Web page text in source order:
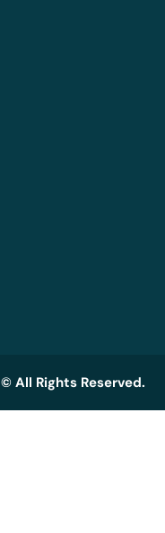
© All Rights Reserved.